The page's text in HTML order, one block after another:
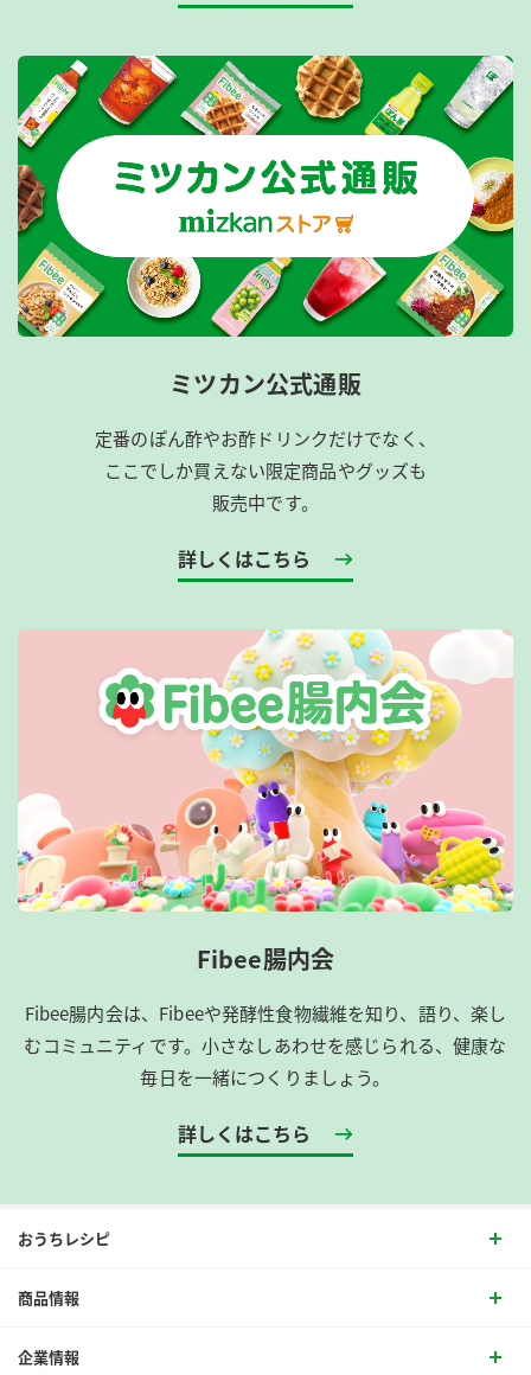
ミツカン公式通販
定番のぽん酢やお酢ドリンクだけでなく、
ここでしか買えない限定商品やグッズも
販売中です。
詳しくはこちら
Fibee腸内会
Fibee腸内会は、​Fibeeや発酵性食物繊維を知り、語り、楽し
むコミュニティです。​小さなしあわせを感じられる、健康な
毎日を一緒につくりましょう。
詳しくはこちら
おうちレシピ
商品情報
企業情報